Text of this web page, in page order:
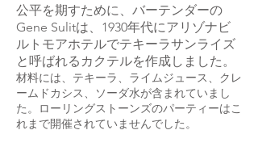
公平を期すために、バーテンダーの
Gene Sulitは、1930年代にアリゾナビ
ルトモアホテルでテキーラサンライズ
と呼ばれるカクテルを作成しました。
材料には、テキーラ、ライムジュース、クレ
ームドカシス、ソーダ水が含まれていまし
た。ローリングストーンズのパーティーはこ
れまで開催されていませんでした。